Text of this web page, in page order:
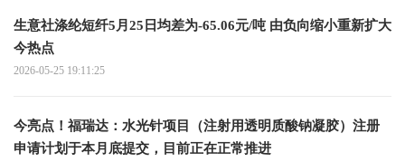
生意社涤纶短纤5月25日均差为-65.06元/吨 由负向缩小重新扩大
今热点
2026-05-25 19:11:25
今亮点！福瑞达：水光针项目（注射用透明质酸钠凝胶）注册
申请计划于本月底提交，目前正在正常推进